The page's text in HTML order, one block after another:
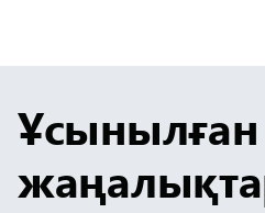
Ұсынылған